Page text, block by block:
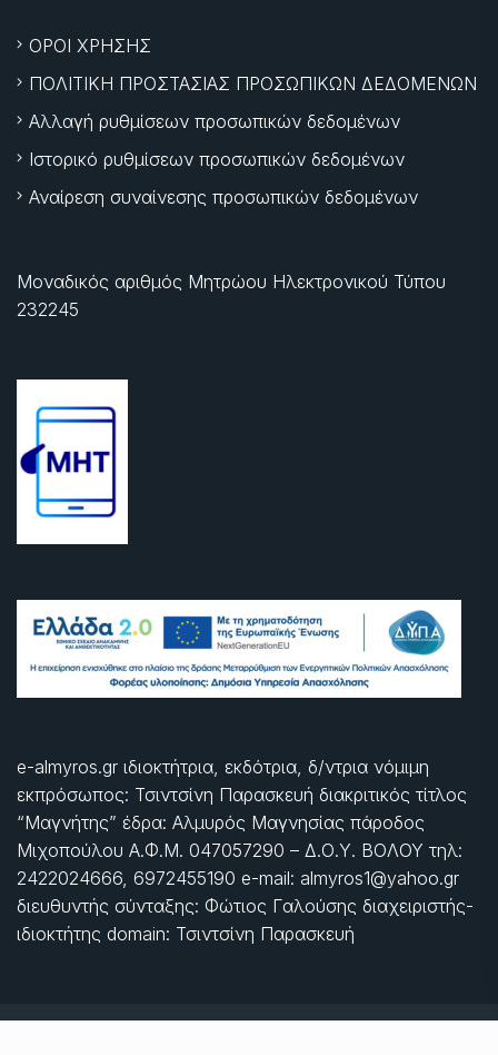
ΟΡΟΙ ΧΡΗΣΗΣ
ΠΟΛΙΤΙΚΗ ΠΡΟΣΤΑΣΙΑΣ ΠΡΟΣΩΠΙΚΩΝ ΔΕΔΟΜΕΝΩΝ
Αλλαγή ρυθμίσεων προσωπικών δεδομένων
Ιστορικό ρυθμίσεων προσωπικών δεδομένων
Αναίρεση συναίνεσης προσωπικών δεδομένων
Μοναδικός αριθμός Μητρώου Ηλεκτρονικού Τύπου
232245
e-almyros.gr ιδιοκτήτρια, εκδότρια, δ/ντρια νόμιμη
εκπρόσωπος: Τσιντσίνη Παρασκευή διακριτικός τίτλος
“Μαγνήτης” έδρα: Αλμυρός Μαγνησίας πάροδος
Μιχοπούλου Α.Φ.Μ. 047057290 – Δ.Ο.Υ. ΒΟΛΟΥ τηλ:
2422024666, 6972455190 e-mail: almyros1@yahoo.gr
διευθυντής σύνταξης: Φώτιος Γαλούσης διαχειριστής-
ιδιοκτήτης domain: Τσιντσίνη Παρασκευή